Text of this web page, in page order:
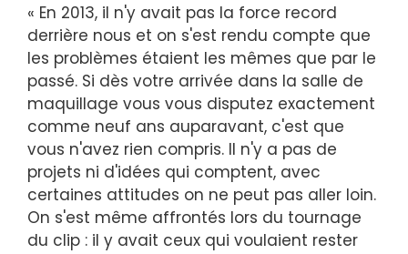
« En 2013, il n'y avait pas la force record
derrière nous et on s'est rendu compte que
les problèmes étaient les mêmes que par le
passé. Si dès votre arrivée dans la salle de
maquillage vous vous disputez exactement
comme neuf ans auparavant, c'est que
vous n'avez rien compris. Il n'y a pas de
projets ni d'idées qui comptent, avec
certaines attitudes on ne peut pas aller loin.
On s'est même affrontés lors du tournage
du clip : il y avait ceux qui voulaient rester